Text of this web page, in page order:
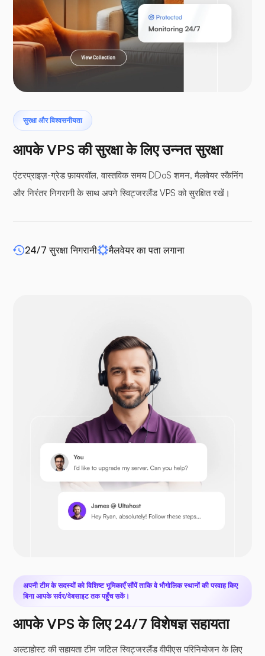
laravel
टेरोडक्टाइल
Drupal
Opencart
सुरक्षा और विश्वसनीयता
आपके VPS की सुरक्षा के लिए उन्नत सुरक्षा
एंटरप्राइज़-ग्रेड फ़ायरवॉल, वास्तविक समय DDoS शमन, मैलवेयर स्कैनिंग
और निरंतर निगरानी के साथ अपने स्विट्जरलैंड VPS को सुरक्षित रखें।
24/7 सुरक्षा निगरानी मैलवेयर का पता लगाना
अपनी टीम के सदस्यों को विशिष्ट भूमिकाएँ सौंपें ताकि वे भौगोलिक स्थानों की परवाह किए
बिना आपके सर्वर/वेबसाइट तक पहुँच सकें।
आपके VPS के लिए 24/7 विशेषज्ञ सहायता
अल्टाहोस्ट की सहायता टीम जटिल स्विट्जरलैंड वीपीएस परिनियोजन के लिए